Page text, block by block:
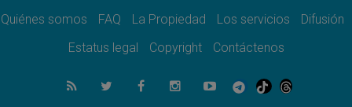
Comienzan "Diez Días Oración por la Paz"
Pizzaballa en Asís: los cristianos quieren
06.08.2026
Sturla: La visita de León XIV será una buena
Quiénes somos FAQ La Propiedad Los servicios
Difusión
Estatus legal
Copyright Contáctenos